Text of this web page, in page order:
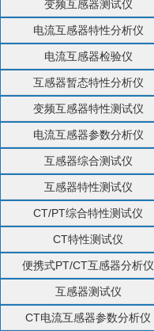
变频互感器测试仪
电流互感器特性分析仪
电流互感器检验仪
互感器暂态特性分析仪
变频互感器特性测试仪
电流互感器参数分析仪
互感器综合测试仪
互感器特性测试仪
CT/PT综合特性测试仪
CT特性测试仪
便携式PT/CT互感器分析仪
互感器测试仪
CT电流互感器参数分析仪